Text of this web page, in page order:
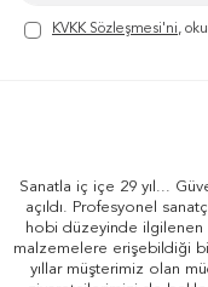
KVKK Sözleşmesi'ni,
Sanatla iç içe 29 yıl...
açıldı. Profesyonel
hobi düzeyinde ilgilenen
malzemelere erişebildiği
yıllar müşterimiz olan